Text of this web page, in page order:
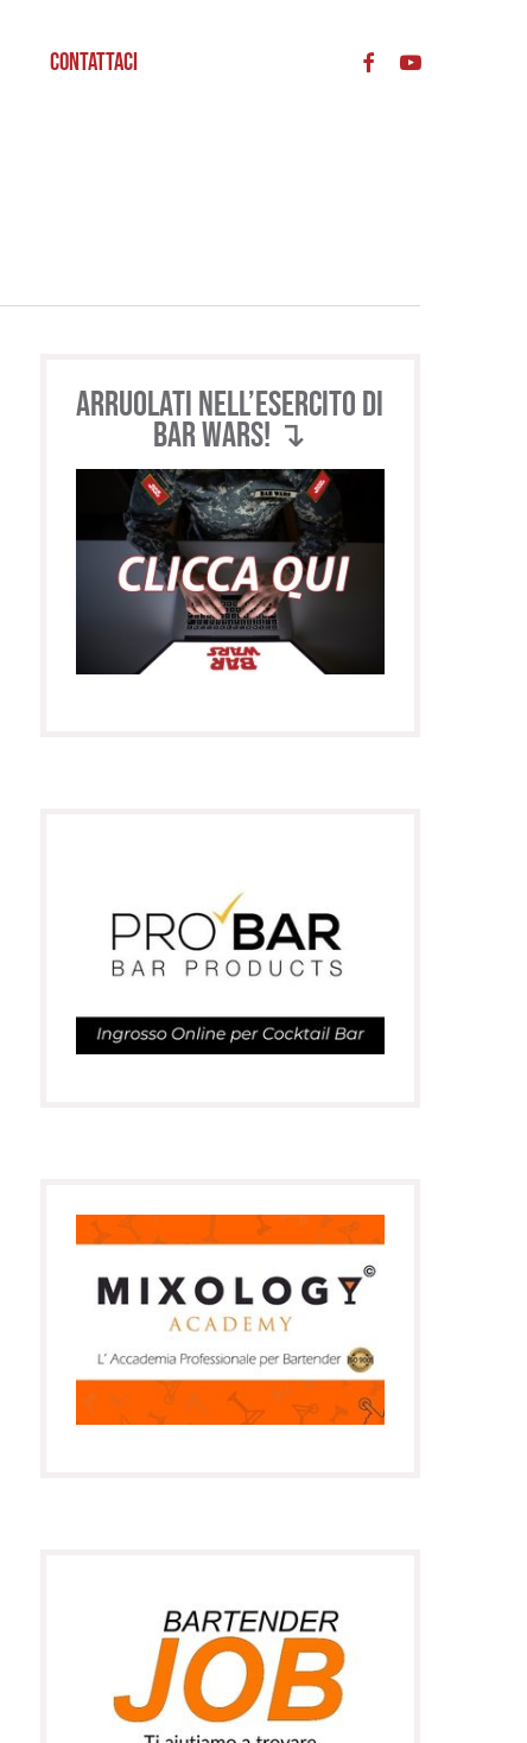
Contattaci
Arruolati nell’esercito di
BAR WARS! ↴